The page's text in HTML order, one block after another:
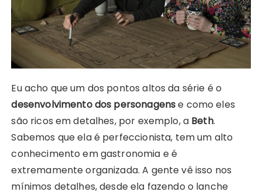
Eu acho que um dos pontos altos da série é o
desenvolvimento dos personagense como eles
são ricos em detalhes, por exemplo, a Beth.
Sabemos que ela é perfeccionista, tem um alto
conhecimento em gastronomia e é
extremamente organizada. A gente vê isso nos
mínimos detalhes, desde ela fazendo o lanche